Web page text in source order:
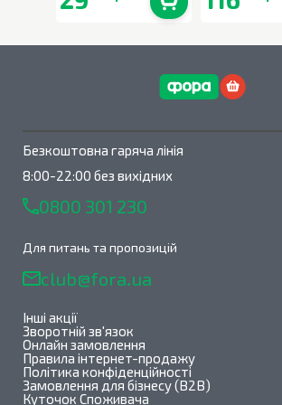
Безкоштовна гаряча лінія
8:00-22:00 без вихідних
0800 301 230
Для питань та пропозицій
club@fora.ua
Інші акції
Зворотній зв'язок
Онлайн замовлення
Правила інтернет-продажу
Політика конфіденційності
Замовлення для бізнесу (B2B)
Куточок Споживача